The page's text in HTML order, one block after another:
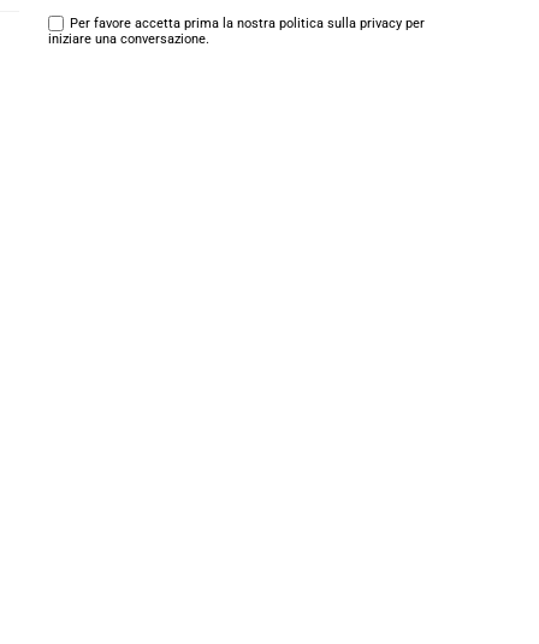
Per favore accetta prima la nostra politica sulla privacy per
iniziare una conversazione.